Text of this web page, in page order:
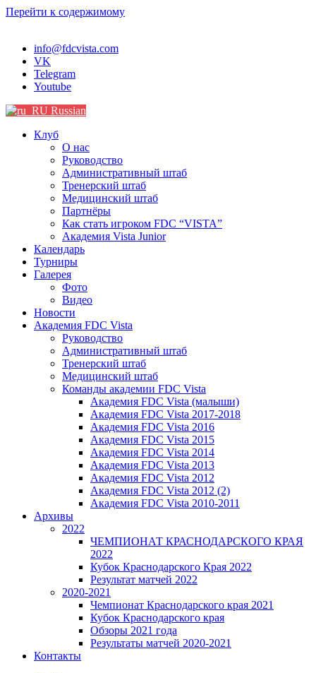
Перейти к содержимому
info@fdcvista.com
VK
Telegram
Youtube
Russian
Клуб
О нас
Руководство
Административный штаб
Тренерский штаб
Медицинский штаб
Партнёры
Как стать игроком FDC “VISTA”
Академия Vista Junior
Календарь
Турниры
Галерея
Фото
Видео
Новости
Академия FDC Vista
Руководство
Административный штаб
Тренерский штаб
Медицинский штаб
Команды академии FDC Vista
Академия FDC Vista (малыши)
Академия FDC Vista 2017-2018
Академия FDC Vista 2016
Академия FDC Vista 2015
Академия FDC Vista 2014
Академия FDC Vista 2013
Академия FDC Vista 2012
Академия FDC Vista 2012 (2)
Академия FDC Vista 2010-2011
Архивы
2022
ЧЕМПИОНАТ КРАСНОДАРСКОГО КРАЯ
2022
Кубок Краснодарского Края 2022
Результат матчей 2022
2020-2021
Чемпионат Краснодарского края 2021
Кубок Краснодарского края
Обзоры 2021 года
Результаты матчей 2020-2021
Контакты